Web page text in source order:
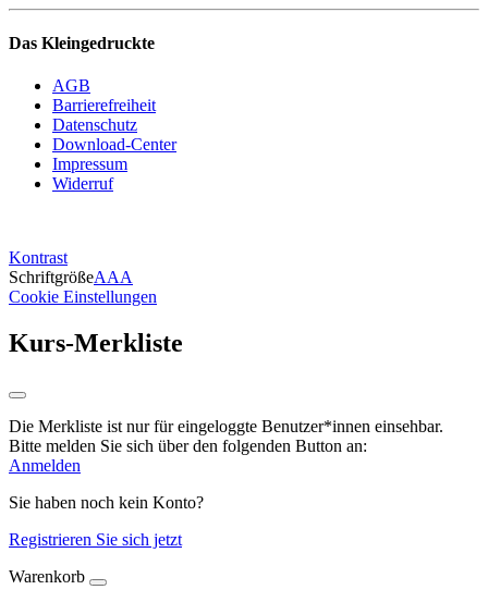
Das Kleingedruckte
AGB
Barrierefreiheit
Datenschutz
Download-Center
Impressum
Widerruf
Kontrast
SchriftgrößeAAA
Cookie Einstellungen
Kurs-Merkliste
Die Merkliste ist nur für eingeloggte Benutzer*innen einsehbar.
Bitte melden Sie sich über den folgenden Button an:
Anmelden
Sie haben noch kein Konto?
Registrieren Sie sich jetzt
Warenkorb